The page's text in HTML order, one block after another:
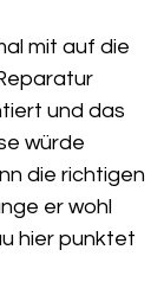
mit auf die
und das
würde
die richtigen
er wohl
hier punktet